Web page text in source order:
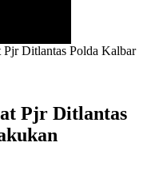
Pjr Ditlantas Polda Kalbar
Pjr Ditlantas